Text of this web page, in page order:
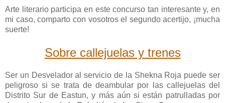
Arte literario participa en este concurso tan interesante y, en
mi caso, comparto con vosotros el segundo acertijo, ¡mucha
suerte!
Sobre callejuelas y trenes
Ser un Desvelador al servicio de la Shekna Roja puede ser
peligroso si se trata de deambular por las callejuelas del
Distrito Sur de Eastun, y más aún si están patrulladas por